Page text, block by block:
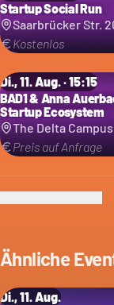
Startup Social Run
Saarbrücker Str.
Kostenlos
Di., 11. Aug. · 15:15
BAD1 & Anna
Startup Ecosystem
The Delta Campus
Preis auf Anfrage
Ähnliche
Di., 11. Aug.